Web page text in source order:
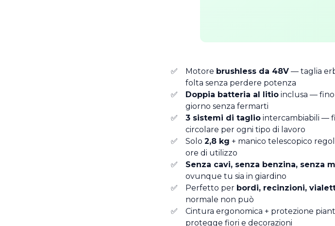
Motore brushless da 48V— taglia
folta senza perdere potenza
Doppia batteria al litioinclusa — fino
giorno senza fermarti
3 sistemi di tagliointercambiabili —
circolare per ogni tipo di lavoro
Solo 2,8 kg + manico telescopico
ore di utilizzo
Senza cavi, senza benzina, senza
ovunque tu sia in giardino
Perfetto per bordi, recinzioni,
normale non può
Cintura ergonomica + protezione
protegge fiori e decorazioni